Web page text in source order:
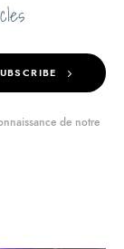
de notre